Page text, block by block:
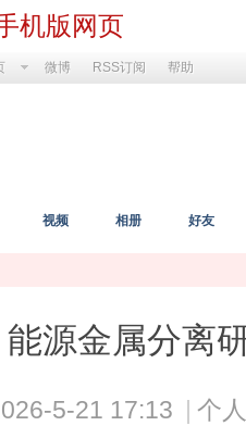
机版网页
微博 RSS订阅 帮助
视频 相册 好友
源金属分离
5-21 17:13
个